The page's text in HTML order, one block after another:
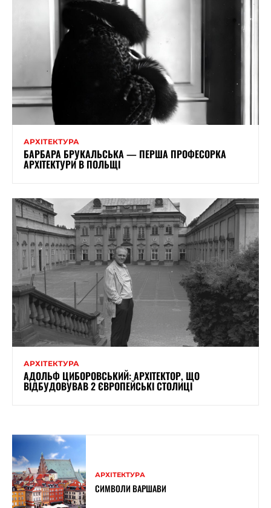
АРХІТЕКТУРА
БАРБАРА БРУКАЛЬСЬКА — ПЕРША ПРОФЕСОРКА
АРХІТЕКТУРИ В ПОЛЬЩІ
АРХІТЕКТУРА
АДОЛЬФ ЦИБОРОВСЬКИЙ: АРХІТЕКТОР, ЩО
ВІДБУДОВУВАВ 2 ЄВРОПЕЙСЬКІ СТОЛИЦІ
АРХІТЕКТУРА
СИМВОЛИ ВАРШАВИ